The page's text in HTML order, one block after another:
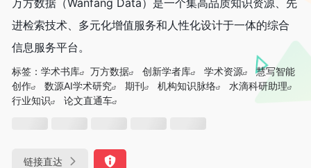
进检索技术、多元化增值服务和人性化设计于一体的综合
信息服务平台。‌‌
标签： 学术书库 万方数据 创新学者库 学术资源
慧写智能
创作
数源AI学术研究 期刊 机构知识脉络
水滴科研助理
行业知识
论文直通车
链接直达